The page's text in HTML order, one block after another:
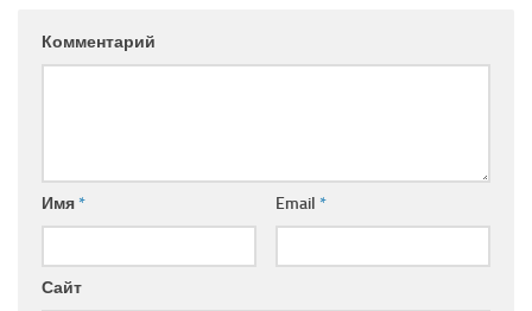
Комментарий
Имя* Email *
Сайт